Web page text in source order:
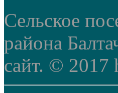
Сельское
района
сайт. © 2017